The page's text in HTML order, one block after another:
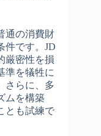
通の消費財
件です。JD
厳密性を損
準を犠牲に
さらに、多
ムを構築
とも試練で